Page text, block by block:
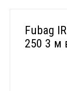
Fubag
250 3 м